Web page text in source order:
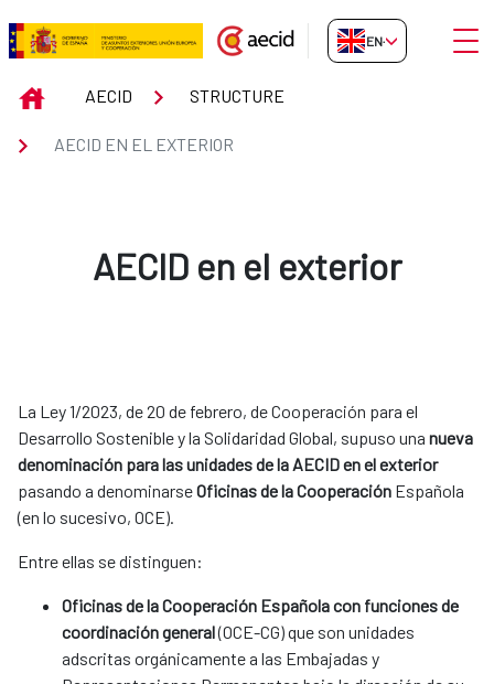
Skip to Main Content
Aecid en el Exterior
EN-GB
INICIOAECID STRUCTURE
AECID EN EL EXTERIOR
AECID en el exterior
La Ley 1/2023, de 20 de febrero, de Cooperación para el
Desarrollo Sostenible y la Solidaridad Global, supuso una nueva
denominación para las unidades de la AECID en el exterior
pasando a denominarseOficinas de la Cooperación Española
(en lo sucesivo, OCE).
Entre ellas se distinguen:
Oficinas de la Cooperación Española con funciones de
coordinación general(OCE-CG) que son unidades
adscritas orgánicamente a las Embajadas y